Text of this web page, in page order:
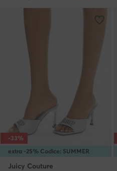
extra -25% Codice: SUMMER
-33%
Juicy Couture